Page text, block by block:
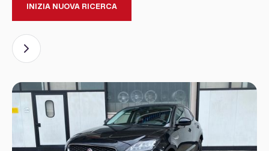
INIZIA NUOVA RICERCA